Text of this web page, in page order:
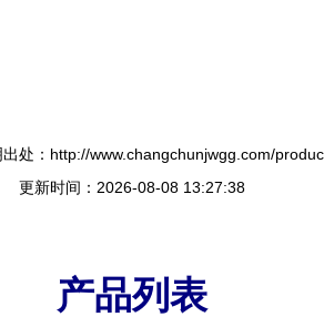
处：http://www.changchunjwgg.com/
更新时间：2026-08-08 13:27:38
产品列表